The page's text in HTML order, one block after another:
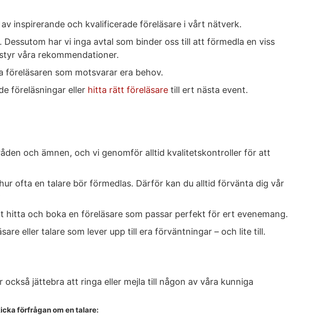
inspirerande och kvalificerade föreläsare i vårt nätverk.
har vi inga avtal som binder oss till att förmedla en viss
våra rekommendationer.
som motsvarar era behov.
föreläsningar eller hitta rätt föreläsare till ert nästa event.
och ämnen, och vi genomför alltid kvalitetskontroller för att
ofta en talare bör förmedlas. Därför kan du alltid förvänta dig vår
och boka en föreläsare som passar perfekt för ert evenemang.
eller talare som lever upp till era förväntningar – och lite till.
jättebra att ringa eller mejla till någon av våra kunniga
förfrågan om en talare: